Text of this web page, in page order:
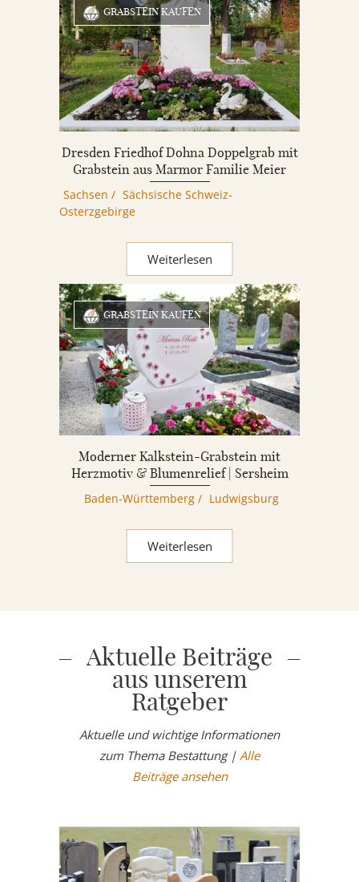
GRABSTEIN KAUFEN
Dresden Friedhof Dohna Doppelgrab mit
Grabstein aus Marmor Familie Meier
Sachsen / Sächsische Schweiz-
Osterzgebirge
Weiterlesen
GRABSTEIN KAUFEN
Moderner Kalkstein-Grabstein mit
Herzmotiv & Blumenrelief | Sersheim
Baden-Württemberg / Ludwigsburg
Weiterlesen
Aktuelle Beiträge
aus unserem
Ratgeber
Aktuelle und wichtige Informationen
zum Thema Bestattung | Alle
Beiträge ansehen